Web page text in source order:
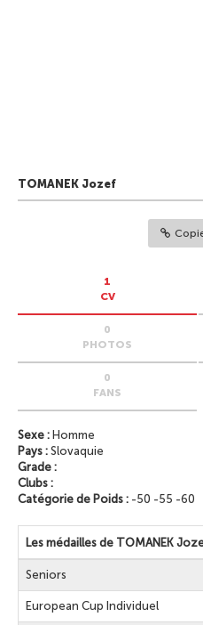
TOMANEK Jozef
1
CV
0
PHOTOS
0
FANS
Sexe : Homme
Pays : Slovaquie
Grade :
Clubs :
Catégorie de Poids : -50 -55 -60
Les médailles de TOMANEK
Seniors
European Cup Individuel